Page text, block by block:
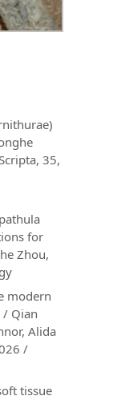
35,
for
Zhou,
modern
/ Qian
Alida
/
tissue